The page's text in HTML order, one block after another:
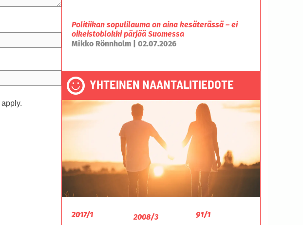
apply.
Politiikan sopulilauma on aina kesäterässä – ei
oikeistoblokki pärjää Suomessa
Mikko Rönnholm | 02.07.2026
YHTEINEN NAANTALITIEDOTE
2017/1
2008/3
91/1